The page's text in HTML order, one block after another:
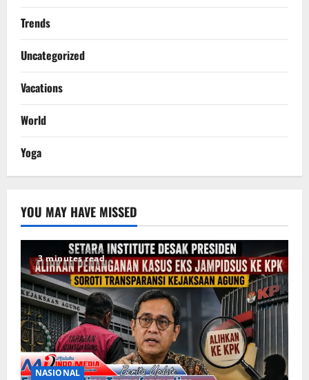
Trends
Uncategorized
Vacations
World
Yoga
YOU MAY HAVE MISSED
3 minutes read
NASIONAL